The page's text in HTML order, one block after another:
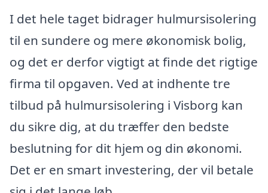
I det hele taget bidrager hulmursisolering
til en sundere og mere økonomisk bolig,
og det er derfor vigtigt at finde det rigtige
firma til opgaven. Ved at indhente tre
tilbud på hulmursisolering i Visborg kan
du sikre dig, at du træffer den bedste
beslutning for dit hjem og din økonomi.
Det er en smart investering, der vil betale